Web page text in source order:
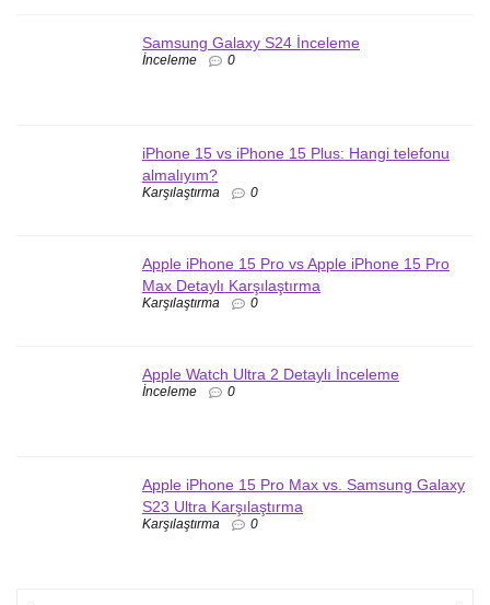
Samsung Galaxy S24 İnceleme
İnceleme 0
iPhone 15 vs iPhone 15 Plus: Hangi telefonu
almalıyım?
Karşılaştırma 0
Apple iPhone 15 Pro vs Apple iPhone 15 Pro
Max Detaylı Karşılaştırma
Karşılaştırma 0
Apple Watch Ultra 2 Detaylı İnceleme
İnceleme 0
Apple iPhone 15 Pro Max vs. Samsung Galaxy
S23 Ultra Karşılaştırma
Karşılaştırma 0